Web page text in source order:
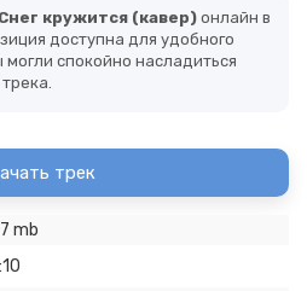
кружится (кавер) онлайн в
доступна для удобного
спокойно насладиться
трек
mb